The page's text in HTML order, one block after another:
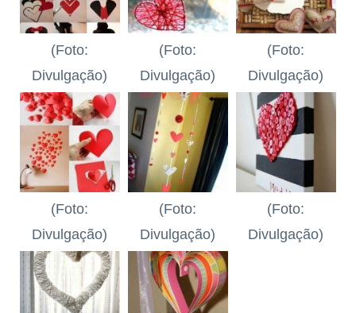
(Foto:
Divulgação)
(Foto:
Divulgação)
(Foto:
Divulgação)
(Foto:
Divulgação)
(Foto:
Divulgação)
(Foto:
Divulgação)